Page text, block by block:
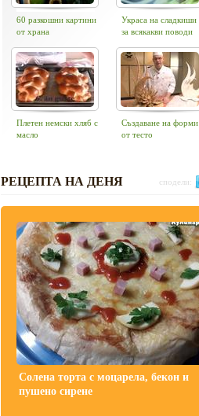
60 разкошни картини
от храна
Украса на сладкиши
за всякакви поводи
Плетен немски хляб с
масло
Създаване на форми
от тесто
РЕЦЕПТА НА ДЕНЯ сподели:
Солена торта с моцарела, бекон и
пушено сирене